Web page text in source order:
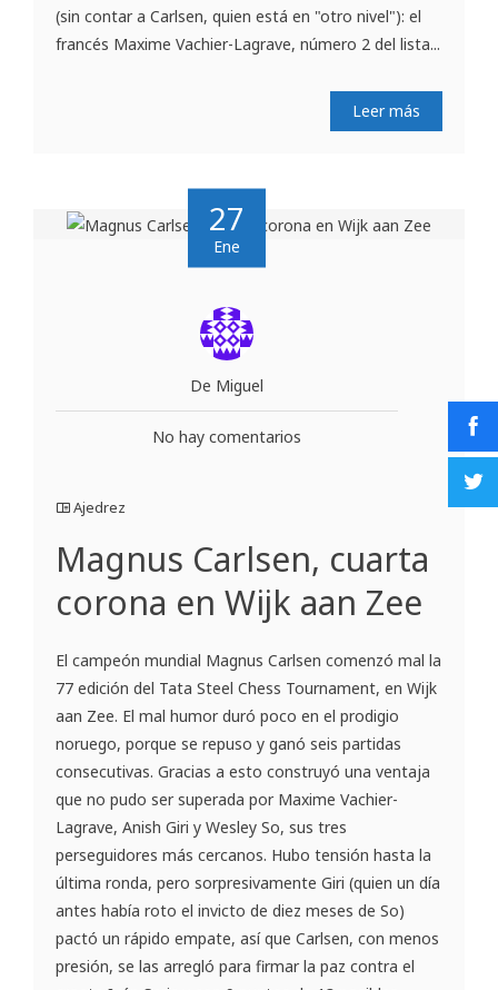
(sin contar a Carlsen, quien está en "otro nivel"): el
francés Maxime Vachier-Lagrave, número 2 del lista...
Leer más
27
Ene
De Miguel
No hay comentarios
Ajedrez
Magnus Carlsen, cuarta
corona en Wijk aan Zee
El campeón mundial Magnus Carlsen comenzó mal la
77 edición del Tata Steel Chess Tournament, en Wijk
aan Zee. El mal humor duró poco en el prodigio
noruego, porque se repuso y ganó seis partidas
consecutivas. Gracias a esto construyó una ventaja
que no pudo ser superada por Maxime Vachier-
Lagrave, Anish Giri y Wesley So, sus tres
perseguidores más cercanos. Hubo tensión hasta la
última ronda, pero sorpresivamente Giri (quien un día
antes había roto el invicto de diez meses de So)
pactó un rápido empate, así que Carlsen, con menos
presión, se las arregló para firmar la paz contra el